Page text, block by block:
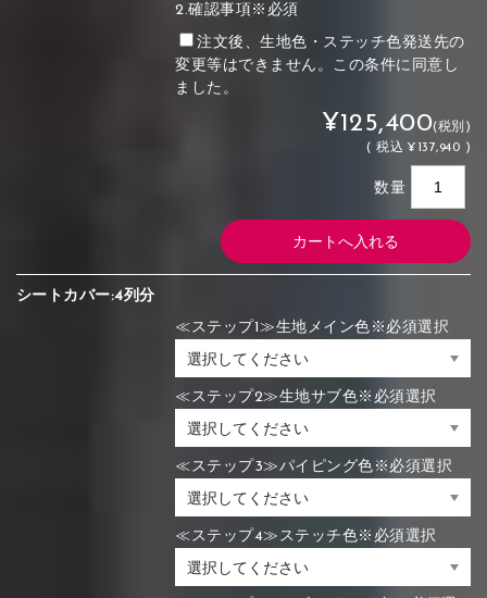
2.確認事項※必須
注文後、生地色・ステッチ色発送先の
変更等はできません。この条件に同意し
ました。
¥125,400(税別)
(税込 ¥137,940 )
数量
シートカバー:4列分
≪ステップ1≫生地メイン色※必須選択
≪ステップ2≫生地サブ色※必須選択
≪ステップ3≫パイピング色※必須選択
≪ステップ4≫ステッチ色※必須選択